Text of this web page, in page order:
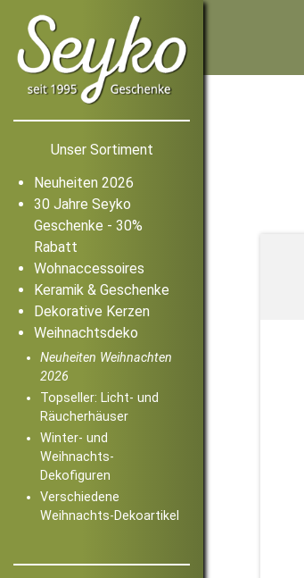
Unser Sortiment
Neuheiten 2026
30 Jahre Seyko
Geschenke - 30%
Rabatt
Wohnaccessoires
Keramik & Geschenke
Dekorative Kerzen
Weihnachtsdeko
Neuheiten Weihnachten
2026
Topseller: Licht- und
Räucherhäuser
Winter- und
Weihnachts-
Dekofiguren
Verschiedene
Weihnachts-Dekoartikel